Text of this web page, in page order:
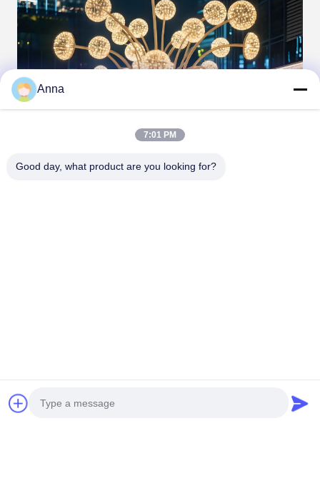
Anna
7:01 PM
Good day, what product are you looking for?